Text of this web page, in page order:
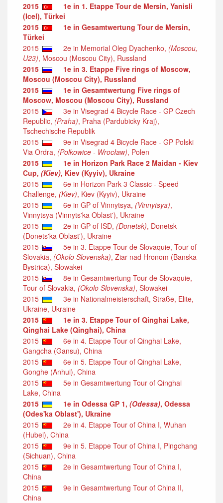
2015
1e in 1. Etappe Tour de Mersin, Yanisli
(Icel), Türkei
2015
1e in Gesamtwertung Tour de Mersin,
Türkei
2015
2e in Memorial Oleg Dyachenko, (Moscou,
U23), Moscou (Moscou City), Russland
2015
1e in 3. Etappe Five rings of Moscow,
Moscou (Moscou City), Russland
2015
1e in Gesamtwertung Five rings of
Moscow, Moscou (Moscou City), Russland
2015
3e in Visegrad 4 Bicycle Race - GP Czech
Republic, (Praha), Praha (Pardubicky Kraj),
Tschechische Republik
2015
9e in Visegrad 4 Bicycle Race - GP Polski
Via Ordra, (Polkowice - Wrocław), Polen
2015
1e in Horizon Park Race 2 Maidan - Kiev
Cup, (Kiev), Kiev (Kyyiv), Ukraine
2015
6e in Horizon Park 3 Classic - Speed
Challenge, (Kiev), Kiev (Kyyiv), Ukraine
2015
6e in GP of Vinnytsya, (Vinnytsya),
Vinnytsya (Vinnyts'ka Oblast'), Ukraine
2015
2e in GP of ISD, (Donetsk), Donetsk
(Donets'ka Oblast'), Ukraine
2015
5e in 3. Etappe Tour de Slovaquie, Tour of
Slovakia, (Okolo Slovenska), Ziar nad Hronom (Banska
Bystrica), Slowakei
2015
8e in Gesamtwertung Tour de Slovaquie,
Tour of Slovakia, (Okolo Slovenska), Slowakei
2015
3e in Nationalmeisterschaft, Straße, Elite,
Ukraine, Ukraine
2015
1e in 3. Etappe Tour of Qinghai Lake,
Qinghai Lake (Qinghai), China
2015
6e in 4. Etappe Tour of Qinghai Lake,
Gangcha (Gansu), China
2015
6e in 5. Etappe Tour of Qinghai Lake,
Gonghe (Anhui), China
2015
5e in Gesamtwertung Tour of Qinghai
Lake, China
2015
1e in Odessa GP 1, (Odessa), Odessa
(Odes'ka Oblast'), Ukraine
2015
2e in 4. Etappe Tour of China I, Wuhan
(Hubei), China
2015
9e in 5. Etappe Tour of China I, Pingchang
(Sichuan), China
2015
2e in Gesamtwertung Tour of China I,
China
2015
9e in Gesamtwertung Tour of China II,
China